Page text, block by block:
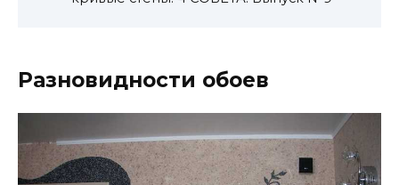
Разновидности обоев